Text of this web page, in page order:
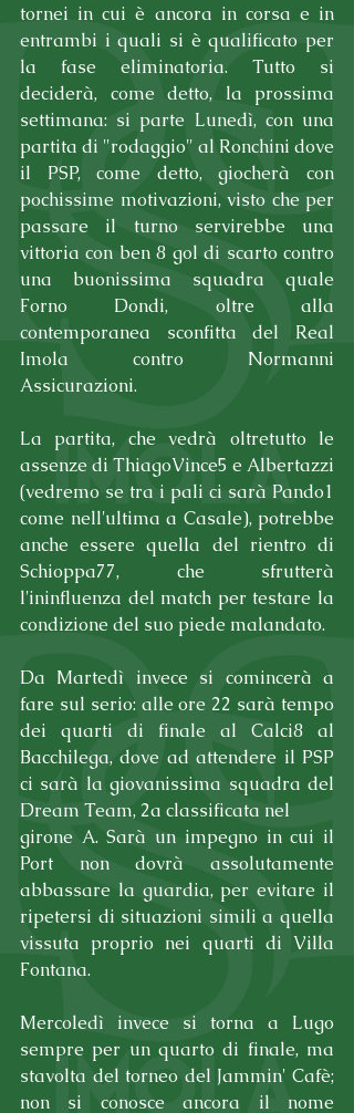
tornei in cui è ancora in corsa e in
entrambi i quali si è qualificato per
la fase eliminatoria. Tutto si
deciderà, come detto, la prossima
settimana: si parte Lunedì, con una
partita di "rodaggio" al Ronchini dove
il PSP, come detto, giocherà con
pochissime motivazioni, visto che per
passare il turno servirebbe una
vittoria con ben 8 gol di scarto contro
una buonissima squadra quale
Forno Dondi, oltre alla
contemporanea sconfitta del Real
Imola contro Normanni
Assicurazioni.
La partita, che vedrà oltretutto le
assenze di ThiagoVince5 e Albertazzi
(vedremo se tra i pali ci sarà Pando1
come nell'ultima a Casale), potrebbe
anche essere quella del rientro di
Schioppa77, che sfrutterà
l'ininfluenza del match per testare la
condizione del suo piede malandato.
Da Martedì invece si comincerà a
fare sul serio: alle ore 22 sarà tempo
dei quarti di finale al Calci8 al
Bacchilega, dove ad attendere il PSP
ci sarà la giovanissima squadra del
Dream Team, 2a classificata nel
girone A. Sarà un impegno in cui il
Port non dovrà assolutamente
abbassare la guardia, per evitare il
ripetersi di situazioni simili a quella
vissuta proprio nei quarti di Villa
Fontana.
Mercoledì invece si torna a Lugo
sempre per un quarto di finale, ma
stavolta del torneo del Jammin' Cafè;
non si conosce ancora il nome